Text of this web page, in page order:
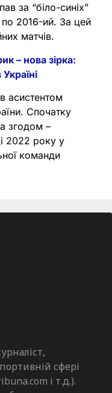
за “біло-синіх”
по 2016-ий. За цей
матчів.
– нова зірка:
асистентом
Спочатку
згодом –
2022 року у
команди
сфері
і т.д.).